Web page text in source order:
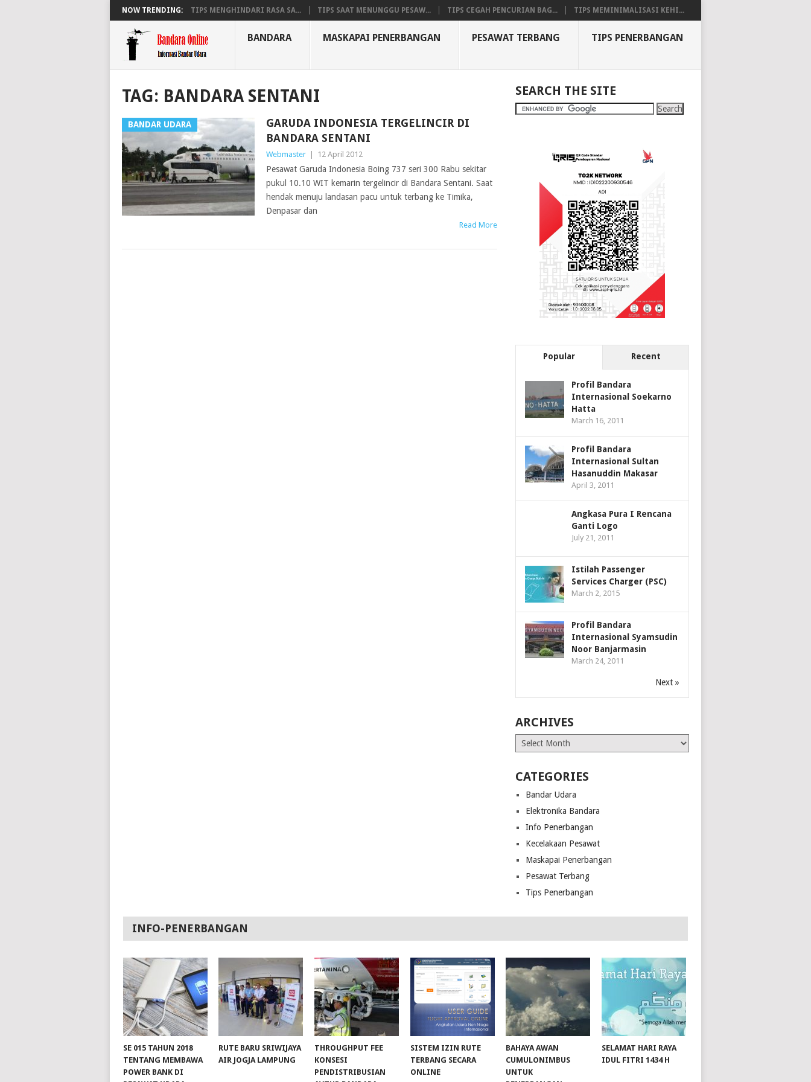
NOW TRENDING: TIPS MENGHINDARI RASA SA... TIPS SAAT MENUNGGU PESAW... TIPS CEGAH PENCURIAN BAG... TIPS MEMINIMALISASI KEHI...
BANDARA MASKAPAI PENERBANGAN PESAWAT TERBANG TIPS PENERBANGAN
TAG: BANDARA SENTANI
BANDAR UDARA
GARUDA INDONESIA TERGELINCIR DI
BANDARA SENTANI
Webmaster 12 April 2012
Pesawat Garuda Indonesia Boing 737 seri 300 Rabu sekitar
pukul 10.10 WIT kemarin tergelincir di Bandara Sentani. Saat
hendak menuju landasan pacu untuk terbang ke Timika,
Denpasar dan
Read More
SEARCH THE SITE
Popular Recent
Profil Bandara
Internasional Soekarno
Hatta
March 16, 2011
Profil Bandara
Internasional Sultan
Hasanuddin Makasar
April 3, 2011
Angkasa Pura I Rencana
Ganti Logo
July 21, 2011
Istilah Passenger
Services Charger (PSC)
March 2, 2015
Profil Bandara
Internasional Syamsudin
Noor Banjarmasin
March 24, 2011
Next »
ARCHIVES
Archives
CATEGORIES
Bandar Udara
Elektronika Bandara
Info Penerbangan
Kecelakaan Pesawat
Maskapai Penerbangan
Pesawat Terbang
Tips Penerbangan
INFO-PENERBANGAN
SE 015 TAHUN 2018
TENTANG MEMBAWA
POWER BANK DI
RUTE BARU SRIWIJAYA
AIR JOGJA LAMPUNG
THROUGHPUT FEE
KONSESI
PENDISTRIBUSIAN
SISTEM IZIN RUTE
TERBANG SECARA
ONLINE
BAHAYA AWAN
CUMULONIMBUS
UNTUK
SELAMAT HARI RAYA
IDUL FITRI 1434 H